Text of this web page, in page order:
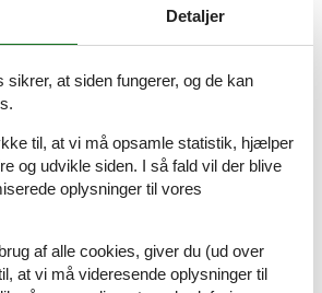
på UNESOCs Verdenskulturarvsliste, og
ligger de fleste af landets konger og
tallet samt Havhingsten fra Glendalough.
liv og arbejde og projektet Fuldblod
om bord i et vikingeskib og få en sejltur
bookes på forhånd, da det er meget
kulturhistorisk perle midt i byen. Klostret
jomfrukloster, og man kan tage på en
Detaljer
sikrer, at siden fungerer, og de kan
til, at vi må opsamle statistik, hjælper
og udvikle siden. I så fald vil der blive
oplysninger til vores
af alle cookies, giver du (ud over
at vi må videresende oplysninger til